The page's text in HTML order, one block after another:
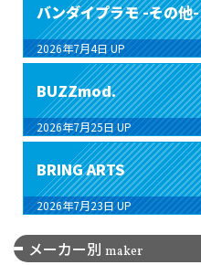
バンダイプラモ -その他-
2026年7月4日 UP
BUZZmod.
2026年7月25日 UP
BRING ARTS
2026年7月23日 UP
メーカー別 maker